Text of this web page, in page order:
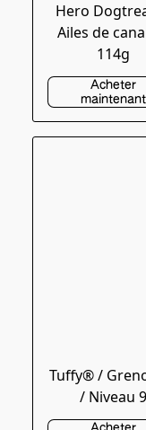
Hero
Ailes de
114g
Acheter
maintenant
Tuffy® /
/ Niveau 9